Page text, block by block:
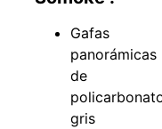
Gafas
panorámicas
de
gris